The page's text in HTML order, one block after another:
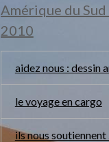
Amérique du
2010
aidez nous : dessin
le voyage en cargo
ils nous soutiennent